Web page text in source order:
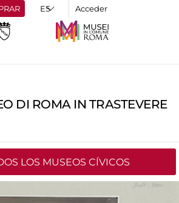
Acceder
DI ROMA IN TRASTEVERE
LOS MUSEOS CÍVICOS